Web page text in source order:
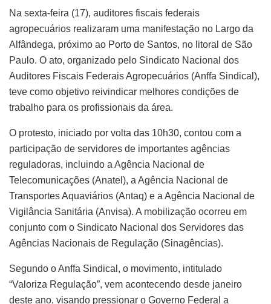
Na sexta-feira (17), auditores fiscais federais
agropecuários realizaram uma manifestação no Largo da
Alfândega, próximo ao Porto de Santos, no litoral de São
Paulo. O ato, organizado pelo Sindicato Nacional dos
Auditores Fiscais Federais Agropecuários (Anffa Sindical),
teve como objetivo reivindicar melhores condições de
trabalho para os profissionais da área.
O protesto, iniciado por volta das 10h30, contou com a
participação de servidores de importantes agências
reguladoras, incluindo a Agência Nacional de
Telecomunicações (Anatel), a Agência Nacional de
Transportes Aquaviários (Antaq) e a Agência Nacional de
Vigilância Sanitária (Anvisa). A mobilização ocorreu em
conjunto com o Sindicato Nacional dos Servidores das
Agências Nacionais de Regulação (Sinagências).
Segundo o Anffa Sindical, o movimento, intitulado
“Valoriza Regulação”, vem acontecendo desde janeiro
deste ano, visando pressionar o Governo Federal a